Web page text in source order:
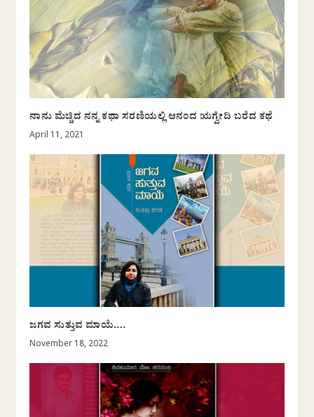
ನಾನು ಮೆಚ್ಚಿದ ನನ್ನ ಕಥಾ ಸರಣಿಯಲ್ಲಿ ಆನಂದ ಋಗ್ವೇದಿ ಬರೆದ ಕಥೆ
April 11, 2021
ಜಗವ ಸುತ್ತುವ ಮಾಯೆ….
November 18, 2022